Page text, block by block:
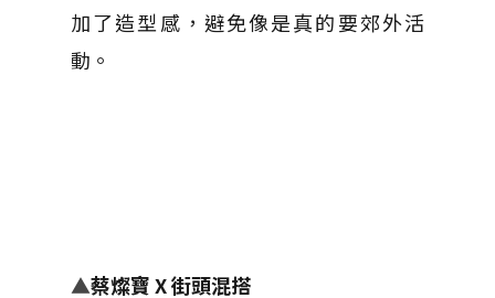
加了造型感，避免像是真的要郊外活
動。
▲蔡燦寶 X 街頭混搭